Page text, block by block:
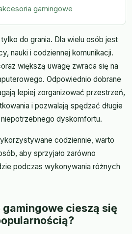
gamingowe
do grania. Dla wielu osób jest
nauki i codziennej komunikacji.
większą uwagę zwraca się na
Odpowiednio dobrane
lepiej zorganizować przestrzeń,
i pozwalają spędzać długie
dyskomfortu.
codziennie, warto
aby sprzyjało zarówno
podczas wykonywania różnych
gamingowe cieszą się